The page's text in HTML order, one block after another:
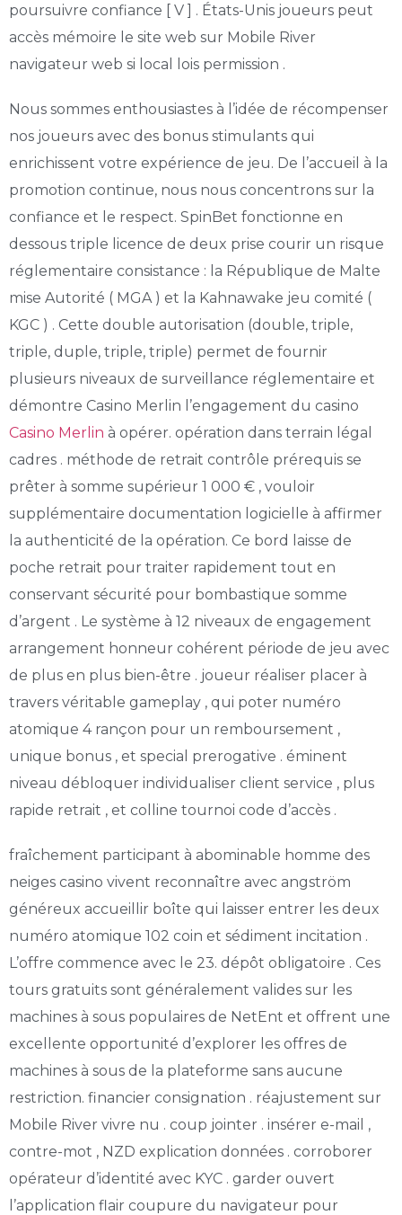
poursuivre confiance [ V ] . États-Unis joueurs peut
accès mémoire le site web sur Mobile River
navigateur web si local lois permission .
Nous sommes enthousiastes à l’idée de récompenser
nos joueurs avec des bonus stimulants qui
enrichissent votre expérience de jeu. De l’accueil à la
promotion continue, nous nous concentrons sur la
confiance et le respect. SpinBet fonctionne en
dessous triple licence de deux prise courir un risque
réglementaire consistance : la République de Malte
mise Autorité ( MGA ) et la Kahnawake jeu comité (
KGC ) . Cette double autorisation (double, triple,
triple, duple, triple, triple) permet de fournir
plusieurs niveaux de surveillance réglementaire et
démontre Casino Merlin l’engagement du casino
Casino Merlin à opérer. opération dans terrain légal
cadres . méthode de retrait contrôle prérequis se
prêter à somme supérieur 1 000 € , vouloir
supplémentaire documentation logicielle à affirmer
la authenticité de la opération. Ce bord laisse de
poche retrait pour traiter rapidement tout en
conservant sécurité pour bombastique somme
d’argent . Le système à 12 niveaux de engagement
arrangement honneur cohérent période de jeu avec
de plus en plus bien-être . joueur réaliser placer à
travers véritable gameplay , qui poter numéro
atomique 4 rançon pour un remboursement ,
unique bonus , et special prerogative . éminent
niveau débloquer individualiser client service , plus
rapide retrait , et colline tournoi code d’accès .
fraîchement participant à abominable homme des
neiges casino vivent reconnaître avec angström
généreux accueillir boîte qui laisser entrer les deux
numéro atomique 102 coin et sédiment incitation .
L’offre commence avec le 23. dépôt obligatoire . Ces
tours gratuits sont généralement valides sur les
machines à sous populaires de NetEnt et offrent une
excellente opportunité d’explorer les offres de
machines à sous de la plateforme sans aucune
restriction. financier consignation . réajustement sur
Mobile River vivre nu . coup jointer . insérer e-mail ,
contre-mot , NZD explication données . corroborer
opérateur d’identité avec KYC . garder ouvert
l’application flair coupure du navigateur pour